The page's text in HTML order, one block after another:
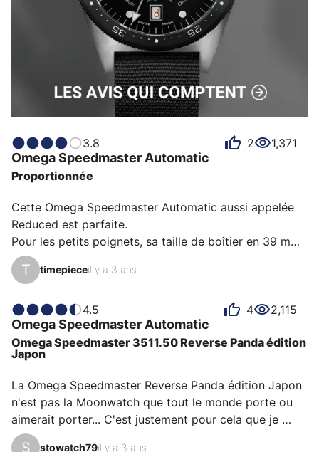
3.8 2 1,371
OmegaSpeedmaster Automatic
Proportionnée
Cette Omega Speedmaster Automatic aussi appelée
Reduced est parfaite.
Pour les petits poignets, sa taille de boîtier en 39 mm
est parfaite et pour les têtes en l’air et les non initiés
au remontage manuel son calibre automatique ETA
belle réserve de marche. Ce chronographe ne cesse
de voir sa cote monter.
T timepieceil y a 3 ans
4.5 4 2,115
OmegaSpeedmaster Automatic
Omega Speedmaster 3511.50 Reverse Panda édition
Japon
La Omega Speedmaster Reverse Panda édition Japon
n'est pas la Moonwatch que tout le monde porte ou
aimerait porter... C'est justement pour cela que je
l'aime beaucoup, et elle a en plus le charme d'un
S stowatch79il y a 3 ans